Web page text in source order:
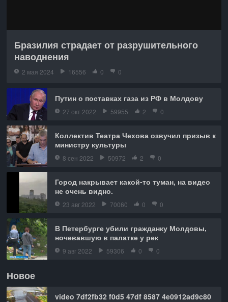
Бразилия страдает от разрушительного
наводнения
2 мая 2024 16556 0 0
Путин о поставках газа из РФ в Молдову
27 окт 2022 59955 2 0
Коллектив Театра Чехова озвучил призыв к
министру культуры
8 сен 2022 50972 2 0
Город накрывает какой-то туман, на видео
не очень видно.
23 авг 2022 70060 0 0
В Петербурге убили гражданку Молдовы,
ночевавшую в палатке у рек
9 авг 2022 59306 0 0
Новое
video 7df2fb32 f0d5 47df 8587 4e0912ad9c80